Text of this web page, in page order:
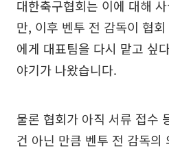
대한축구협회는 이에 대해
만, 이후 벤투 전 감독이 협
에게 대표팀을 다시 맡고 싶
야기가 나왔습니다.
물론 협회가 아직 서류 접수
건 아닌 만큼 벤투 전 감독의